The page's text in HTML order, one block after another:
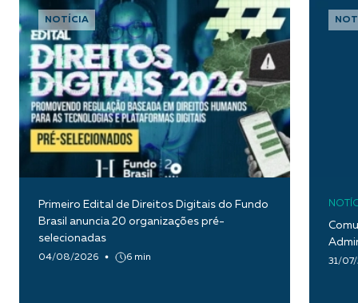
NOTÍCIA
Primeiro Edital de Direitos Digitais do Fundo
Brasil anuncia 20 organizações pré-
selecionadas
04/08/2026 6 min 31/